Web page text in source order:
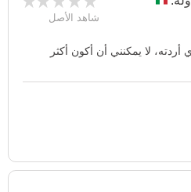
شاهد الأصل
لا يمكنني أن أكون أكثر